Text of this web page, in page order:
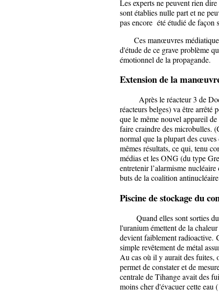
Les experts ne peuvent rien
sont établies nulle part et ne
pas encore été étudié de
Ces manœuvres médiatiques
d'étude de ce grave problème
émotionnel de la propagande.
Extension de la
Après le réacteur 3 de
réacteurs belges) va être arrêté
que le même nouvel appareil
faire craindre des microbulles.
normal que la plupart des
mêmes résultats, ce qui, tenu
médias et les ONG (du type
entretenir l’alarmisme
buts de la coalition
Piscine de stockage du
Quand elles sont sorties du
l'uranium émettent de la
devient faiblement radioactive.
simple revêtement de métal
Au cas où il y aurait des fuites,
permet de constater et de
centrale de Tihange avait des
moins cher d'évacuer cette eau